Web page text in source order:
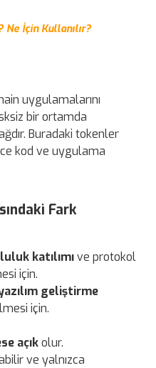
Ne İçin Kullanılır?
uygulamalarını
bir ortamda
Buradaki tokenler
kod ve uygulama
Fark
katılımıve protokol
için.
geliştirme
için.
açıkolur.
ve yalnızca